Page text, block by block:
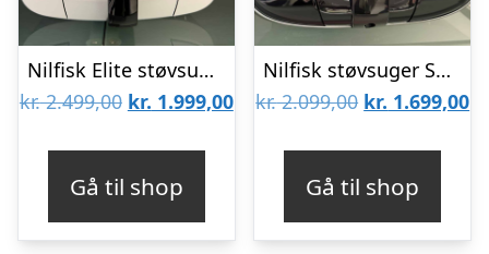
Nilfisk Elite støvsuger WCL14P08A1B
kr.2.499,00 Den
var:
kr. 2.499,00.
kr. 1.999,00Den
kr. 1.999,00.
Gå til shop
Nilfisk støvsuger Select BLCL13P058A1
kr.2.099,00 Den
var:
kr. 2.099,00.
kr. 1.699,00
Gå til shop